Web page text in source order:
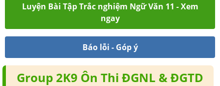
Luyện Bài Tập Trắc nghiệm Ngữ Văn 11 - Xem
ngay
Báo lỗi - Góp ý
Group 2K9 Ôn Thi ĐGNL & ĐGTD